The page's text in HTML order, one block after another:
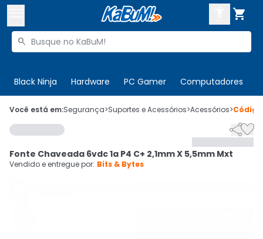

Buscar produtos

Black Ninja Hardware PC Gamer Computadores
 Olá. Acesse sua conta
 Departamentos
Cupons
CADASTRE-SE
Você está em:Segurança>Suportes e Acessórios>Acessórios>

Fonte Chaveada 6vdc 1a P4 C+ 2,1mm X 5,5mm Mxt
Vendido e entregue por: Bits & Bytes